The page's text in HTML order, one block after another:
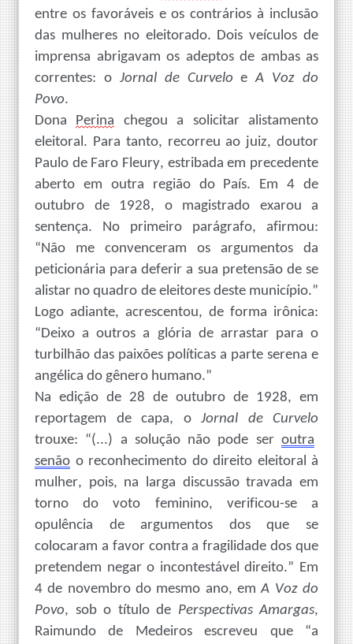
entre os favoráveis e os contráriosà inclusão
das mulheres no eleitorado. Dois veículos de
imprensa abrigavam os adeptos de ambas as
correntes: o Jornal de Curvelo eA Voz do
Povo.
Dona Perina chegou a solicitar alistamento
eleitoral. Para tanto, recorreu ao juiz, doutor
Paulo de Faro Fleury, estribadaem precedente
aberto em outra região do País. Em 4 de
outubro de 1928, o magistrado exarou a
sentença. No primeiro parágrafo, afirmou:
“Não me convenceram os argumentos da
peticionária para deferir a sua pretensão de se
alistar no quadro de eleitores deste município.”
Logo adiante, acrescentou, de forma irônica:
“Deixo a outros a glória de arrastar para o
turbilhão das paixões políticas a parte serena e
angélica do gênero humano.”
Na edição de 28 de outubro de 1928, em
reportagem de capa, o Jornal de Curvelo
trouxe: “(...) a solução não pode ser outra
senão o reconhecimento do direito eleitoral à
mulher, pois, na larga discussãotravada em
torno do voto feminino, verificou-se a
opulência de argumentos dos que se
colocaram a favor contra a fragilidade dos que
pretendem negar o incontestável direito.” Em
4 de novembro do mesmo ano, emA Voz do
Povo, sob o título de Perspectivas Amargas,
Raimundo de Medeiros escreveu que “a